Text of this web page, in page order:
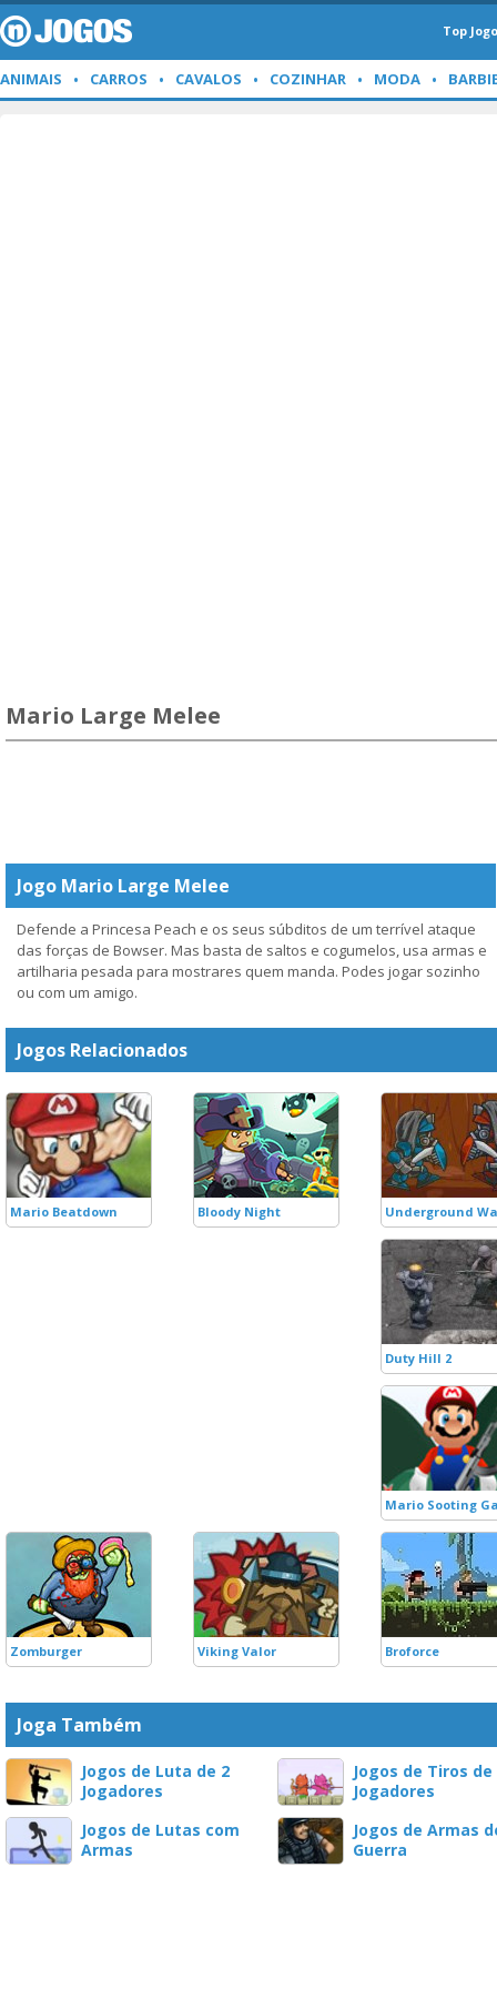
Top
ANIMAIS CARROS CAVALOS COZINHAR MODA
Mario Large Melee
Jogo Mario Large Melee
Defende a Princesa Peach e os seus súbditos de um terrível ataque
das forças de Bowser. Mas basta de saltos e cogumelos, usa armas e
artilharia pesada para mostrares quem manda. Podes jogar sozinho
ou com um amigo.
Jogos Relacionados
Mario Beatdown Bloody Night Underground
Duty Hill 2
Mario Sooting
Zomburger Viking Valor Broforce
Joga Também
Jogos de Luta de 2
Jogadores
Jogos de Tiros de
Jogadores
Jogos de Lutas com
Armas
Jogos de Armas
Guerra